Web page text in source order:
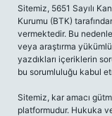
Sitemiz, 5651 Sayılı
Kurumu (BTK)
vermektedir. Bu
veya araştırma
yazdıkları içeriklerin
bu sorumluluğu kabul
Sitemiz, kar amacı
platformudur. Hukuka